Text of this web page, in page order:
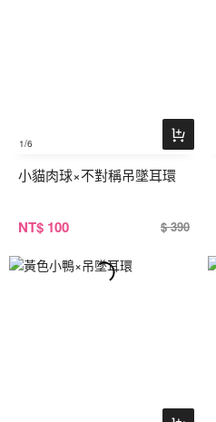
1/6
小貓肉球×不對稱吊墜耳環
NT$ 100 $ 390